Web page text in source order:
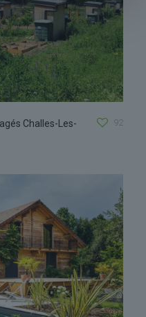
Challes-Les-
92